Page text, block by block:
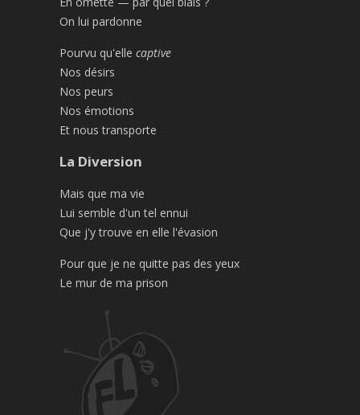
On lui pardonne
Pourvu qu'elle captive
Nos désirs
Nos peurs
Nos émotions
Et nous transporte
La Diversion
Mais que ma vie
Lui semble d'un tel ennui
Que j'y trouve en elle l'évasion
Pour que je ne quitte pas des yeux
Le mur de ma prison